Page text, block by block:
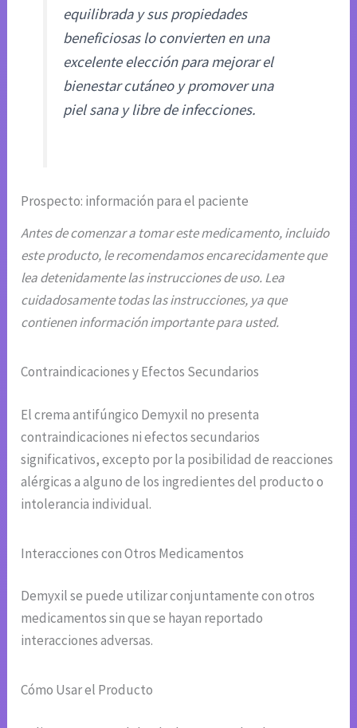
equilibrada y sus propiedades
beneficiosas lo convierten en una
excelente elección para mejorar el
bienestar cutáneo y promover una
piel sana y libre de infecciones.
Prospecto: información para el paciente
Antes de comenzar a tomar este medicamento, incluido
este producto, le recomendamos encarecidamente que
lea detenidamente las instrucciones de uso. Lea
cuidadosamente todas las instrucciones, ya que
contienen información importante para usted.
Contraindicaciones y Efectos Secundarios
El crema antifúngico Demyxil no presenta
contraindicaciones ni efectos secundarios
significativos, excepto por la posibilidad de reacciones
alérgicas a alguno de los ingredientes del producto o
intolerancia individual.
Interacciones con Otros Medicamentos
Demyxil se puede utilizar conjuntamente con otros
medicamentos sin que se hayan reportado
interacciones adversas.
Cómo Usar el Producto